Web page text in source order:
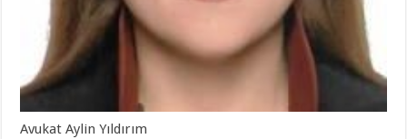
Avukat Aylin Yıldırım